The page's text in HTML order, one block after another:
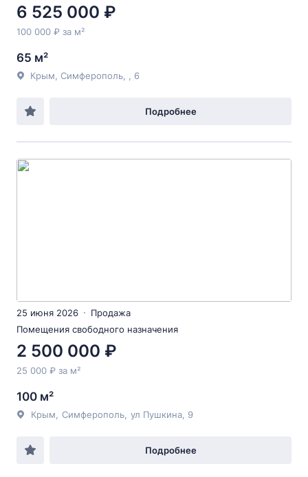
6 525 000 ₽
100 000 ₽ за м²
65 м²
Крым, Симферополь, , 6
Подробнее
25 июня 2026
Продажа
Помещения свободного назначения
2 500 000 ₽
25 000 ₽ за м²
100 м²
Крым Симферополь ул Пушкина , 9
Подробнее